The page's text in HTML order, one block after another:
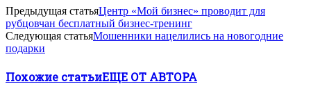
Предыдущая статьяЦентр «Мой бизнес» проводит для
рубцовчан бесплатный бизнес-тренинг
Следующая статьяМошенники нацелились на новогодние
подарки
Похожие статьиЕЩЕ ОТ АВТОРА